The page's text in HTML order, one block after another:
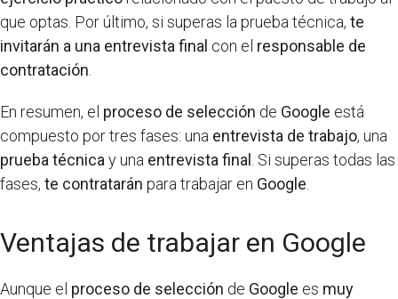
que optas. Por último, si superas la prueba técnica, te
invitarán a una entrevista final con el responsable de
contratación
En resumen, el proceso de selección de Google está
compuesto por tres fases: una entrevista de trabajo, una
prueba técnica y una entrevista final
. Si superas todas las
fases, te contratarán para trabajar en Google
Ventajas de trabajar en Google
Aunque el proceso de selección de Google es muy